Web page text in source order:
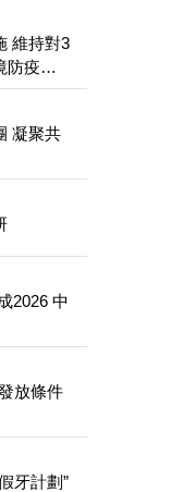
維持對3
防疫措
凝聚共
牙計劃”